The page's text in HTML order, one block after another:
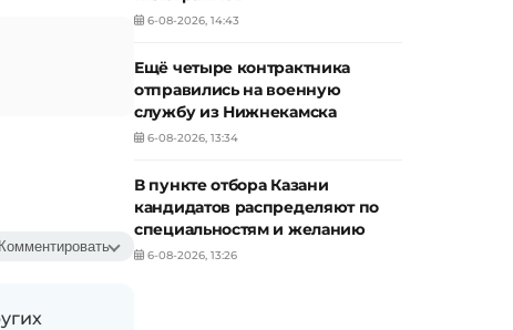
Комментировать
6-08-2026, 14:43
Ещё четыре контрактника
отправились на военную
службу из Нижнекамска
6-08-2026, 13:34
В пункте отбора Казани
кандидатов распределяют по
специальностям и желанию
6-08-2026, 13:26